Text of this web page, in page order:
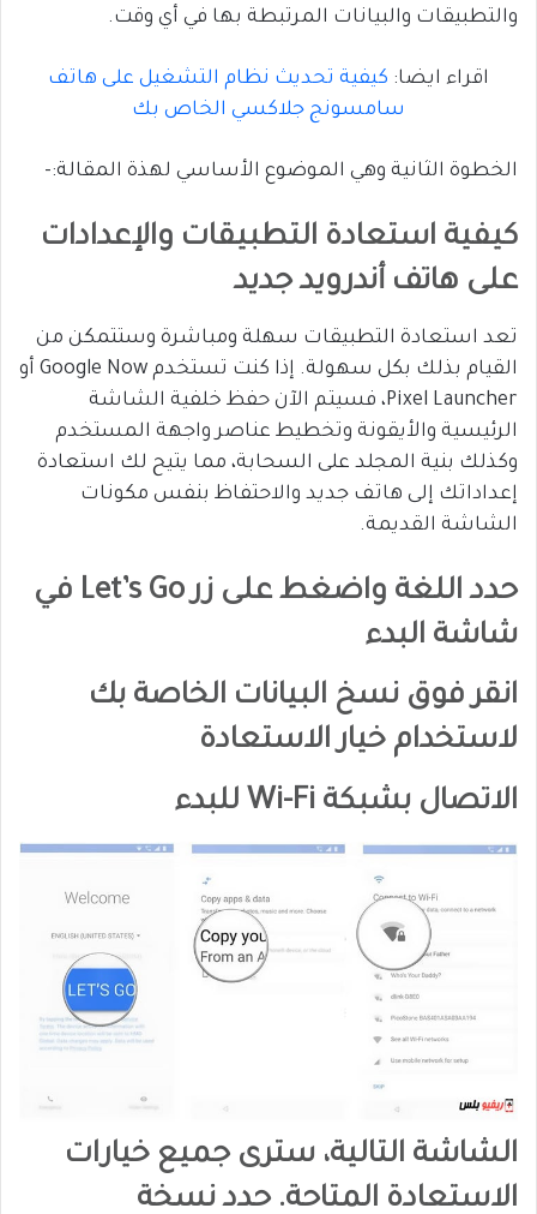
والتطبيقات والبيانات المرتبطة بها في أي وقت.
اقراء ايضا: كيفية تحديث نظام التشغيل على هاتف
سامسونج جلاكسي الخاص بك
الخطوة الثانية وهي الموضوع الأساسي لهذة المقالة:-
كيفية استعادة التطبيقات والإعدادات
على هاتف أندرويد جديد
تعد استعادة التطبيقات سهلة ومباشرة وستتمكن من
القيام بذلك بكل سهولة. إذا كنت تستخدم Google Now أو
Pixel Launcher، فسيتم الآن حفظ خلفية الشاشة
الرئيسية والأيقونة وتخطيط عناصر واجهة المستخدم
وكذلك بنية المجلد على السحابة، مما يتيح لك استعادة
إعداداتك إلى هاتف جديد والاحتفاظ بنفس مكونات
الشاشة القديمة.
حدد اللغة واضغط على زر Let’s Go في
شاشة البدء
انقر فوق نسخ البيانات الخاصة بك
لاستخدام خيار الاستعادة
الاتصال بشبكة Wi-Fi للبدء
الشاشة التالية، سترى جميع خيارات
الاستعادة المتاحة. حدد نسخة